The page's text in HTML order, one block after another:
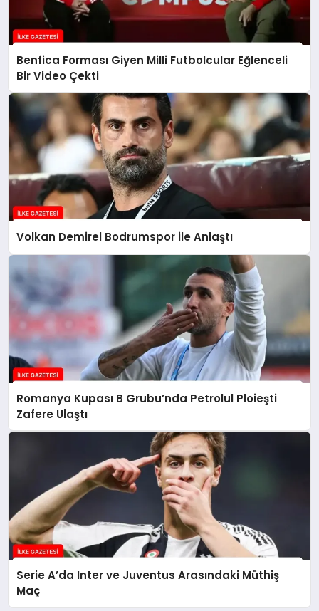
Benfica Forması Giyen Milli Futbolcular Eğlenceli
Bir Video Çekti
Volkan Demirel Bodrumspor ile Anlaştı
Romanya Kupası B Grubu’nda Petrolul Ploieşti
Zafere Ulaştı
Serie A’da Inter ve Juventus Arasındaki Müthiş
Maç